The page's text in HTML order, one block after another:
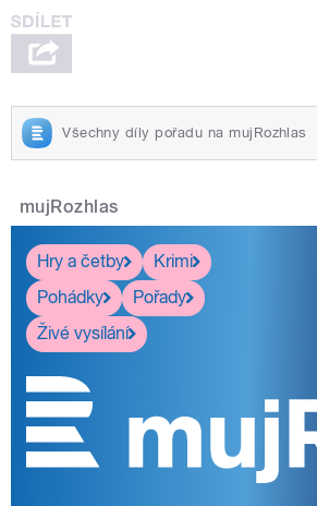
Všechny díly pořadu na mujRozhlas
mujRozhlas
Hry a četby
Krimi
Pohádky
Pořady
Živé vysílání